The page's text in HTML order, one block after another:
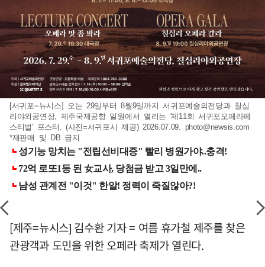
[서귀포=뉴시스] 오는 29일부터 8월9일까지 서귀포예술의전당과 칠십
리야외공연장, 제주국제공항 일원에서 열리는 '제11회 서귀포오페라페
스티벌' 포스터. (사진=서귀포시 제공) 2026.07.09. photo@newsis.com
*재판매 및 DB 금지
[제주=뉴시스] 김수환 기자 = 여름 휴가철 제주를 찾은
관광객과 도민을 위한 오페라 축제가 열린다.